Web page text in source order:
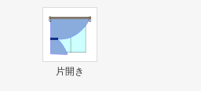
片開き